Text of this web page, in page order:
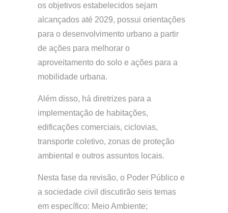
os objetivos estabelecidos sejam
alcançados até 2029, possui orientações
para o desenvolvimento urbano a partir
de ações para melhorar o
aproveitamento do solo e ações para a
mobilidade urbana.
Além disso, há diretrizes para a
implementação de habitações,
edificações comerciais, ciclovias,
transporte coletivo, zonas de proteção
ambiental e outros assuntos locais.
Nesta fase da revisão, o Poder Público e
a sociedade civil discutirão seis temas
em específico: Meio Ambiente;